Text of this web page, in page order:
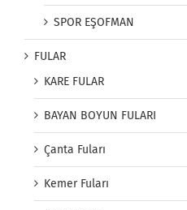
SPOR EŞOFMAN
FULAR
KARE FULAR
BAYAN BOYUN FULARI
Çanta Fuları
Kemer Fuları